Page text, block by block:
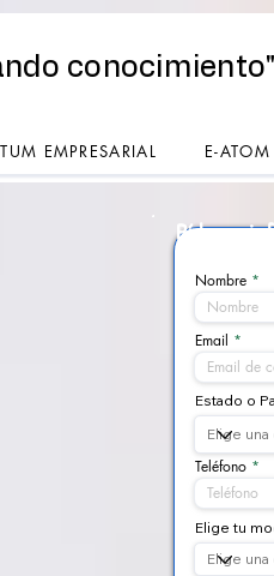
conocimiento"
EMPRESARIAL E-ATOM
Pídenos
Nombre
Email
Estado o
Teléfono
Elige tu